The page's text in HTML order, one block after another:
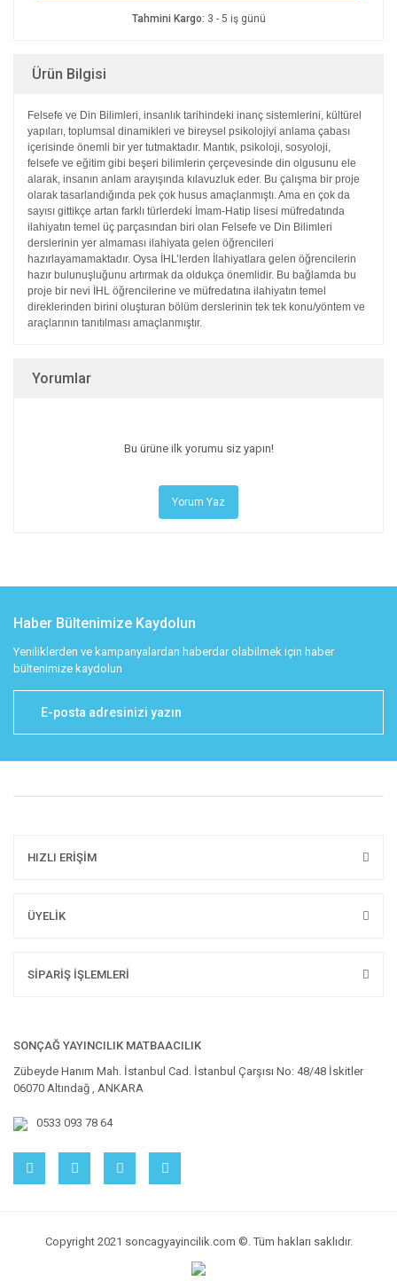
Tahmini Kargo: 3 - 5 iş günü
Ürün Bilgisi
Felsefe ve Din Bilimleri, insanlık tarihindeki inanç sistemlerini, kültürel
yapıları, toplumsal dinamikleri ve bireysel psikolojiyi anlama çabası
içerisinde önemli bir yer tutmaktadır. Mantık, psikoloji, sosyoloji,
felsefe ve eğitim gibi beşeri bilimlerin çerçevesinde din olgusunu ele
alarak, insanın anlam arayışında kılavuzluk eder. Bu çalışma bir proje
olarak tasarlandığında pek çok husus amaçlanmıştı. Ama en çok da
sayısı gittikçe artan farklı türlerdeki İmam-Hatip lisesi müfredatında
ilahiyatın temel üç parçasından biri olan Felsefe ve Din Bilimleri
derslerinin yer almaması ilahiyata gelen öğrencileri
hazırlayamamaktadır. Oysa İHL’lerden
İlahiyatlara gelen öğrencilerin
hazır bulunuşluğunu artırmak da oldukça önemlidir. Bu bağlamda bu
proje bir nevi İHL öğrencilerine ve müfredatına ilahiyatın temel
direklerinden birini oluşturan bölüm derslerinin tek tek konu/yöntem ve
araçlarının tanıtılması amaçlanmıştır.
Yorumlar
Bu ürüne ilk yorumu siz yapın!
Yorum Yaz
Haber Bültenimize Kaydolun
Yeniliklerden ve kampanyalardan haberdar olabilmek için haber
bültenimize kaydolun
HIZLI ERİŞİM
ÜYELİK
SİPARİŞ İŞLEMLERİ
SONÇAĞ YAYINCILIK MATBAACILIK
Zübeyde Hanım Mah. İstanbul Cad. İstanbul Çarşısı No: 48/48 İskitler
06070 Altındağ , ANKARA
0533 093 78 64
Copyright 2021 soncagyayincilik.com ©. Tüm hakları saklıdır.